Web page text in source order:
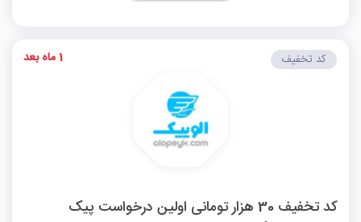
کد تخفیف 30 هزار تومانی اولین درخواست پیک
کد تخفیف 1 ماه بعد